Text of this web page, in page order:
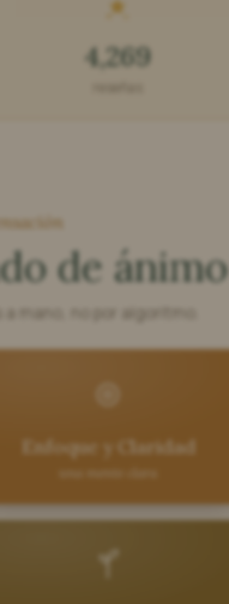
4,269
de ánimo
mano, no por algoritmo.
Enfoque y Claridad